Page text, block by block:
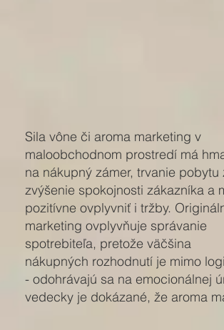
Sila vône či aroma marketing v
maloobchodnom prostredí má
na nákupný zámer, trvanie pobytu
zvýšenie spokojnosti zákazníka a
pozitívne ovplyvniť i tržby.
marketing ovplyvňuje správanie
spotrebiteľa, pretože väčšina
nákupných rozhodnutí je mimo
- odohrávajú sa na emocionálnej
vedecky je dokázané, že aroma